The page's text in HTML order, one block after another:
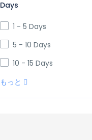
Days
1 - 5 Days
5 - 10 Days
10 - 15 Days
もっと